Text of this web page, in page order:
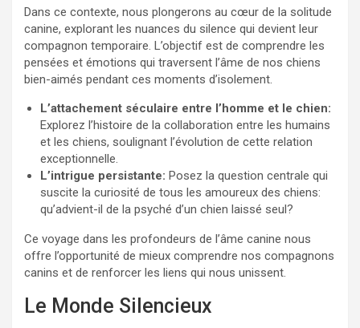
Dans ce contexte, nous plongerons au cœur de la solitude
canine, explorant les nuances du silence qui devient leur
compagnon temporaire. L’objectif est de comprendre les
pensées et émotions qui traversent l’âme de nos chiens
bien-aimés pendant ces moments d’isolement.
L’attachement séculaire entre l’homme et le chien:
Explorez l’histoire de la collaboration entre les humains
et les chiens, soulignant l’évolution de cette relation
exceptionnelle.
L’intrigue persistante: Posez la question centrale qui
suscite la curiosité de tous les amoureux des chiens:
qu’advient-il de la psyché d’un chien laissé seul?
Ce voyage dans les profondeurs de l’âme canine nous
offre l’opportunité de mieux comprendre nos compagnons
canins et de renforcer les liens qui nous unissent.
Le Monde Silencieux